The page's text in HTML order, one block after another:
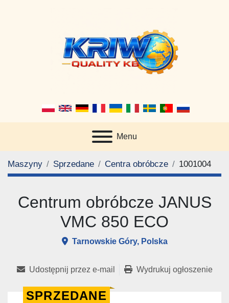
Menu
Maszyny Sprzedane Centra obróbcze 1001004
Centrum obróbcze JANUS
VMC 850 ECO
Tarnowskie Góry, Polska
Udostępnij przez e-mail Wydrukuj ogłoszenie
SPRZEDANE